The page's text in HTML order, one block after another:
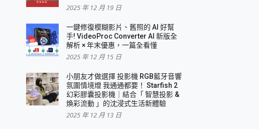
2025 年 12 月 19 日
一鍵修復模糊影片、舊照的 AI 好幫
手! VideoProc Converter AI 新版全
解析 × 年末優惠，一篇全看懂
2025 年 12 月 15 日
小朋友才做選擇 投影機 RGB藍牙音響
氛圍情境燈 我通通都要！ Starfish 2
幻彩膠囊投影機｜結合「 智慧投影 &
煥彩流動 」的沈浸式生活新體驗
2025 年 12 月 13 日